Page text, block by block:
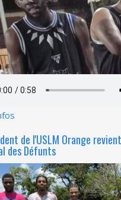
de l'USLM Orange
des Défunts